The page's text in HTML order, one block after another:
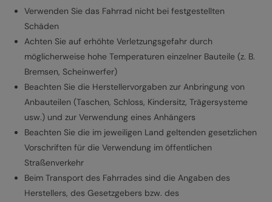
Verwenden Sie das Fahrrad nicht bei festgestellten
Schäden
Achten Sie auf erhöhte Verletzungsgefahr durch
möglicherweise hohe Temperaturen einzelner Bauteile (z. B.
Bremsen, Scheinwerfer)
Beachten Sie die Herstellervorgaben zur Anbringung von
Anbauteilen (Taschen, Schloss, Kindersitz, Trägersysteme
usw.) und zur Verwendung eines Anhängers
Beachten Sie die im jeweiligen Land geltenden gesetzlichen
Vorschriften für die Verwendung im öffentlichen
Straßenverkehr
Beim Transport des Fahrrades sind die Angaben des
Herstellers, des Gesetzgebers bzw. des